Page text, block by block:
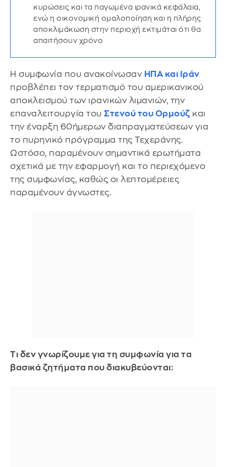
κυρώσεις και τα παγωμένα ιρανικά κεφάλαια,
ενώ η οικονομική ομαλοποίηση και η πλήρης
αποκλιμάκωση στην περιοχή εκτιμάται ότι θα
απαιτήσουν χρόνο
Η συμφωνία που ανακοίνωσαν ΗΠΑ και Ιράν
προβλέπει τον τερματισμό του αμερικανικού
αποκλεισμού των ιρανικών λιμανιών, την
επαναλειτουργία του Στενού του Ορμούζ και
την έναρξη 60ήμερων διαπραγματεύσεων για
το πυρηνικό πρόγραμμα της Τεχεράνης.
Ωστόσο, παραμένουν σημαντικά ερωτήματα
σχετικά με την εφαρμογή και το περιεχόμενο
της συμφωνίας, καθώς οι λεπτομέρειες
παραμένουν άγνωστες.
Τι δεν γνωρίζουμε για τη συμφωνία για τα
βασικά ζητήματα που διακυβεύονται: